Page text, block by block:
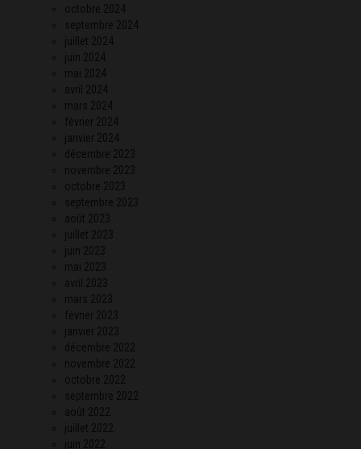
octobre 2024
septembre 2024
juillet 2024
juin 2024
mai 2024
avril 2024
mars 2024
février 2024
janvier 2024
décembre 2023
novembre 2023
octobre 2023
septembre 2023
août 2023
juillet 2023
juin 2023
mai 2023
avril 2023
mars 2023
février 2023
janvier 2023
décembre 2022
novembre 2022
octobre 2022
septembre 2022
août 2022
juillet 2022
juin 2022